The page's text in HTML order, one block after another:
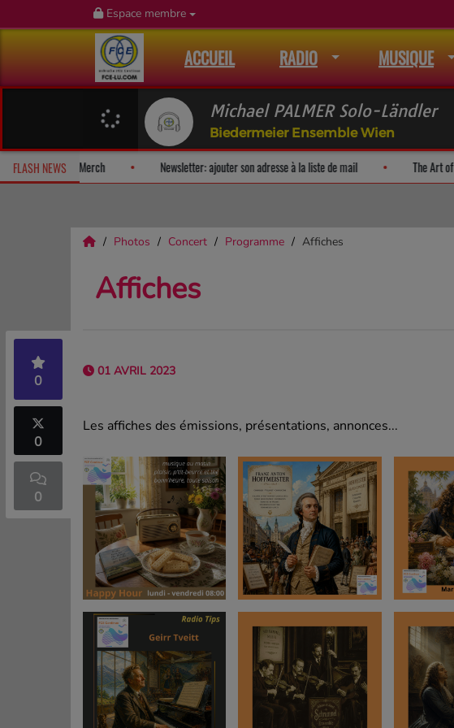
Espace membre
ACCUEIL RADIO MUSIQUE
Michael PALMER Solo-Ländler
Biedermeier Ensemble Wien
FLASH NEWS Fan Releases & Merch Newsletter: ajouter son adresse à la liste de mail
Photos Concert Programme Affiches
Affiches
0
0
0
01 AVRIL 2023
Les affiches des émissions, présentations, annonces...